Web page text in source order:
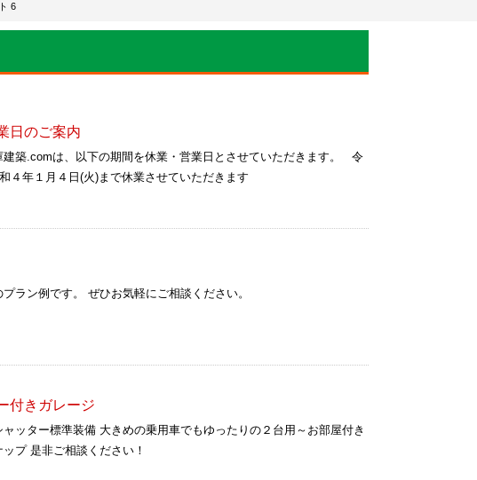
6
日のご案内
建築.comは、以下の期間を休業・営業日とさせていただきます。 令
４年１月４日(火)まで休業させていただきます
ラン例です。 ぜひお気軽にご相談ください。
付きガレージ
ッター標準装備 大きめの乗用車でもゆったりの２台用～お部屋付き
プ 是非ご相談ください！